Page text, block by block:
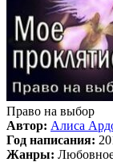
Право на выбор
Автор: Алиса
Год написания:
Жанры: